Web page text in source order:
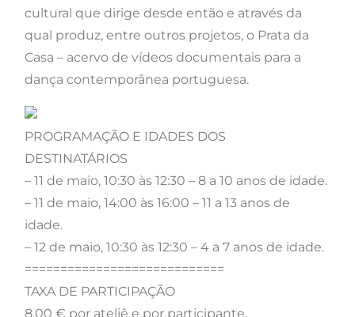
cultural que dirige desde então e através da
qual produz, entre outros projetos, o Prata da
Casa – acervo de vídeos documentais para a
dança contemporânea portuguesa.
PROGRAMAÇÃO E IDADES DOS
DESTINATÁRIOS
– 11 de maio, 10:30 às 12:30 – 8 a 10 anos de idade.
– 11 de maio, 14:00 às 16:00 – 11 a 13 anos de
idade.
– 12 de maio, 10:30 às 12:30 – 4 a 7 anos de idade.
============================
TAXA DE PARTICIPAÇÃO
8,00 € por ateliê e por participante.